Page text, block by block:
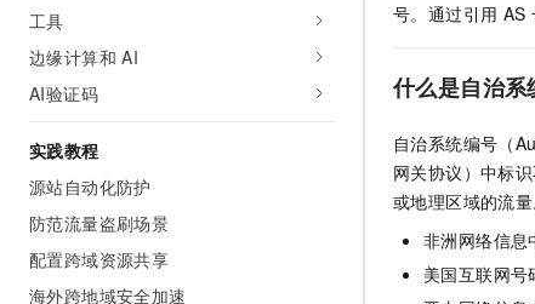
工具
边缘计算和 AI
AI验证码
实践教程
源站自动化防护
防范流量盗刷场景
配置跨域资源共享
海外跨地域安全加速
号。通过引用 AS
什么是自治
自治系统编号（
网关协议）中标
或地理区域的流量
非洲网络信息
美国互联网号